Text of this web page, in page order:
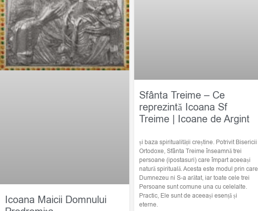
Icoana Maicii Domnului
Sfânta Treime – Ce
reprezintă Icoana Sf
Treime | Icoane de Argint
și baza spiritualității creștine. Potrivit Bisericii
Ortodoxe, Sfânta Treime înseamnă trei
persoane (ipostasuri) care împart aceeași
natură spirituală. Acesta este modul prin care
Dumnezeu ni S-a arătat, iar toate cele trei
Persoane sunt comune una cu celelalte.
Practic, Ele sunt de aceeași esență și
eterne.